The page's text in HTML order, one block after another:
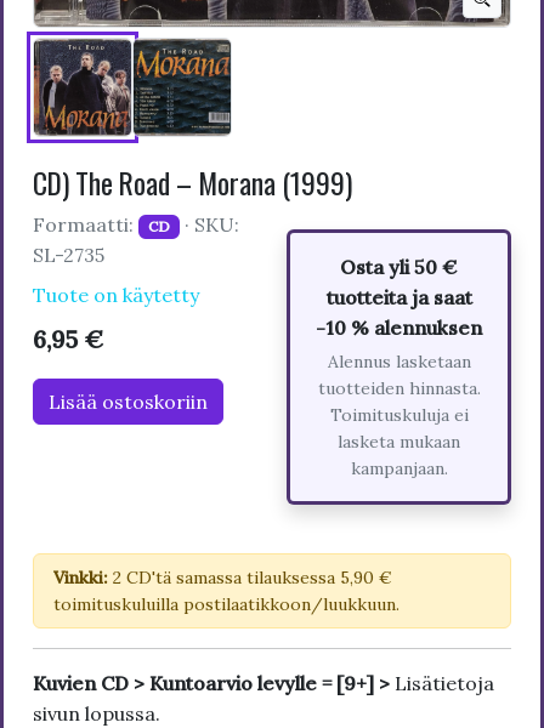
CD) The Road – Morana (1999)
Formaatti: CD · SKU:
SL-2735
Tuote on käytetty
6,95 €
Lisää ostoskoriin
Osta yli 50 €
tuotteita ja saat
-10 % alennuksen
Alennus lasketaan
tuotteiden hinnasta.
Toimituskuluja ei
lasketa mukaan
kampanjaan.
Vinkki: 2 CD'tä samassa tilauksessa 5,90 €
toimituskuluilla postilaatikkoon/luukkuun.
Kuvien CD > Kuntoarvio levylle = [9+] > Lisätietoja
sivun lopussa.